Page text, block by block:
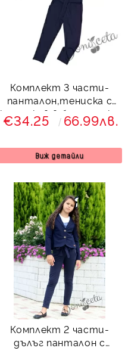
Комплект 3 части-
панталон,тениска с
къс ръкав в бяло и сако
в тъмносиньо
€34.25 66.99лв.
Виж детайли
Комплект 2 части-
дълъг панталон с